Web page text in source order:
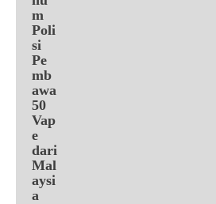
m
Poli
si
Pe
mb
awa
50
Vap
e
dari
Mal
aysi
a